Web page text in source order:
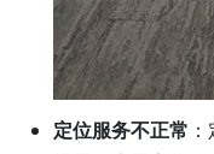
定位服务不正常